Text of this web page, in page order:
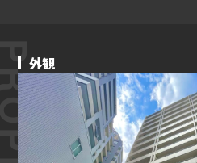
外観